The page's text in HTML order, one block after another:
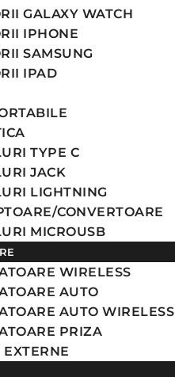
GALAXY WATCH
IPHONE
SAMSUNG
IPAD
TYPE C
JACK
LIGHTNING
CONVERTOARE
MICROUSB
WIRELESS
AUTO
AUTO WIRELESS
PRIZA